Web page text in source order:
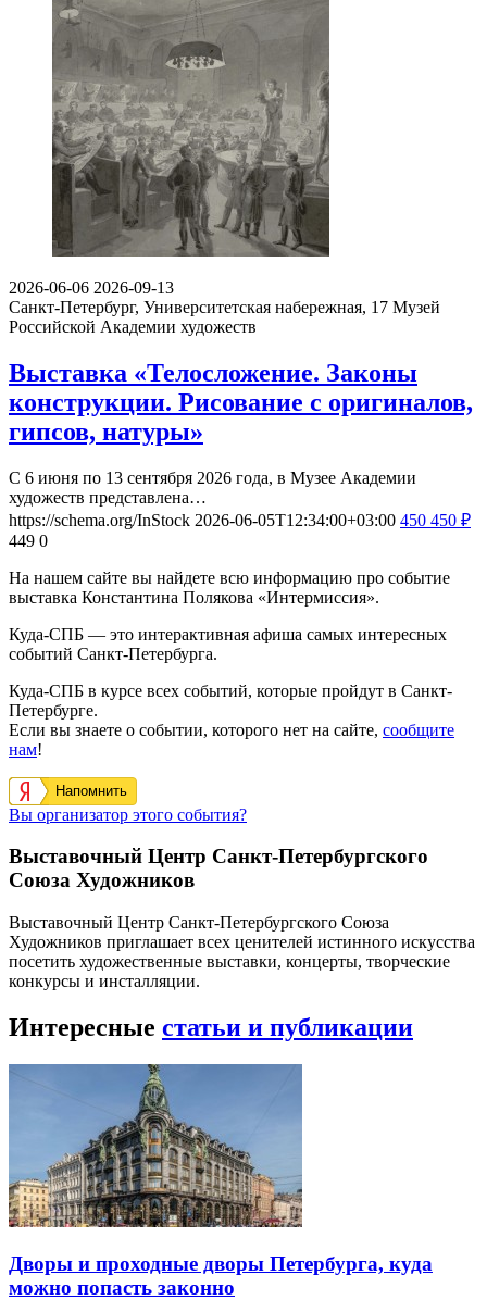
2026-06-06 2026-09-13
Санкт-Петербург, Университетская набережная, 17 Музей
Российской Академии художеств
Выставка «Телосложение. Законы
конструкции. Рисование с оригиналов,
гипсов, натуры»
С 6 июня по 13 сентября 2026 года, в Музее Академии
художеств представлена…
https://schema.org/InStock 2026-06-05T12:34:00+03:00 450 450 ₽
449 0
На нашем сайте вы найдете всю информацию про событие
выставка Константина Полякова «Интермиссия».
Куда-СПБ — это интерактивная афиша самых интересных
событий Санкт-Петербурга.
Куда-СПБ в курсе всех событий, которые пройдут в Санкт-
Петербурге.
Если вы знаете о событии, которого нет на сайте, сообщите
нам!
Напомнить
Вы организатор этого события?
Выставочный Центр Санкт-Петербургского
Союза Художников
Выставочный Центр Санкт-Петербургского Союза
Художников приглашает всех ценителей истинного искусства
посетить художественные выставки, концерты, творческие
конкурсы и инсталляции.
Интересные статьи и публикации
Дворы и проходные дворы Петербурга, куда
можно попасть законно